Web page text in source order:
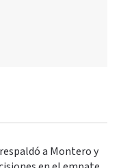
a Montero y